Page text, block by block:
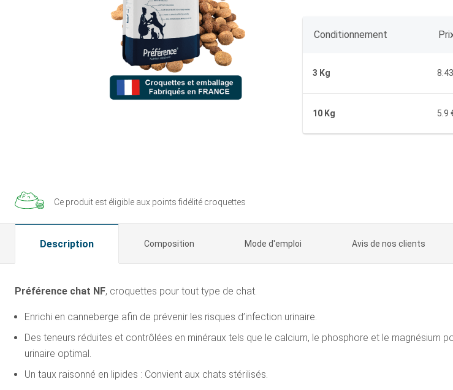
Conditionnement
3 Kg
10 Kg 5.9
Ce produit est éligible aux points fidélité croquettes
Description Composition Mode d'emploi Avis de nos clients
Préférence chat NF, croquettes pour tout type de chat.
Enrichi en canneberge afin de prévenir les risques d’infection urinaire.
Des teneurs réduites et contrôlées en minéraux tels que le calcium, le phosphore et le magnésium
urinaire optimal.
Un taux raisonné en lipides : Convient aux chats stérilisés.